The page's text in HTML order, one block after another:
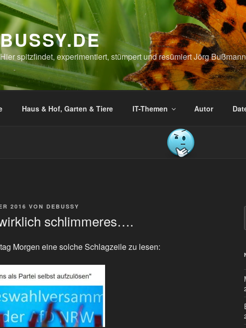
BUSSY.DE
Hier spitzfindet, experimentiert, stümpert und resümiert Jörg Bußmann
Haus & Hof, Garten & Tiere IT-Themen Autor
2016 VON DEBUSSY
schlimmeres….
Morgen eine solche Schlagzeile zu lesen: